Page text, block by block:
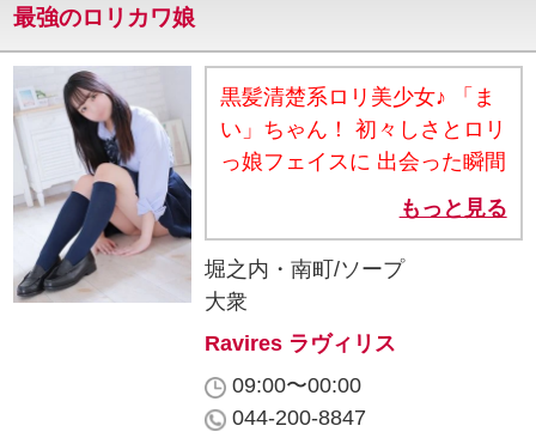
最強のロリカワ娘
黒髪清楚系ロリ美少女♪ 「ま
い」ちゃん！ 初々しさとロリ
っ娘フェイスに 出会った瞬間
から胸キュン確定！ 清潔感の
あるルックスは まさにアイド
ルを連想させる彼女 小柄で細
身好きにはたまらないスレン
地抜群の美乳♪ 真っ白でツル
ツルの美肌は絶品 屈託のない
彼女の笑顔が男心をくすぐり
もっと見る
堀之内・南町/ソープ
大衆
Ravires ラヴィリス
09:00〜00:00
044-200-8847